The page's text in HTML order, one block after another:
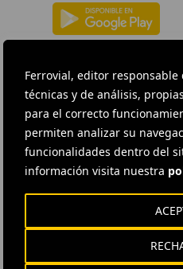
Ferrovial, editor
técnicas y de análisis,
para el correcto
permiten analizar su
funcionalidades dentro del
información visita nuestra